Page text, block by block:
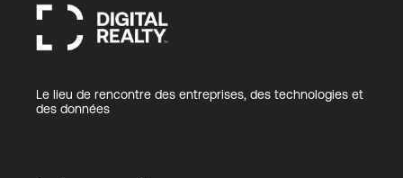
Le lieu de rencontre des entreprises, des technologies et
des données